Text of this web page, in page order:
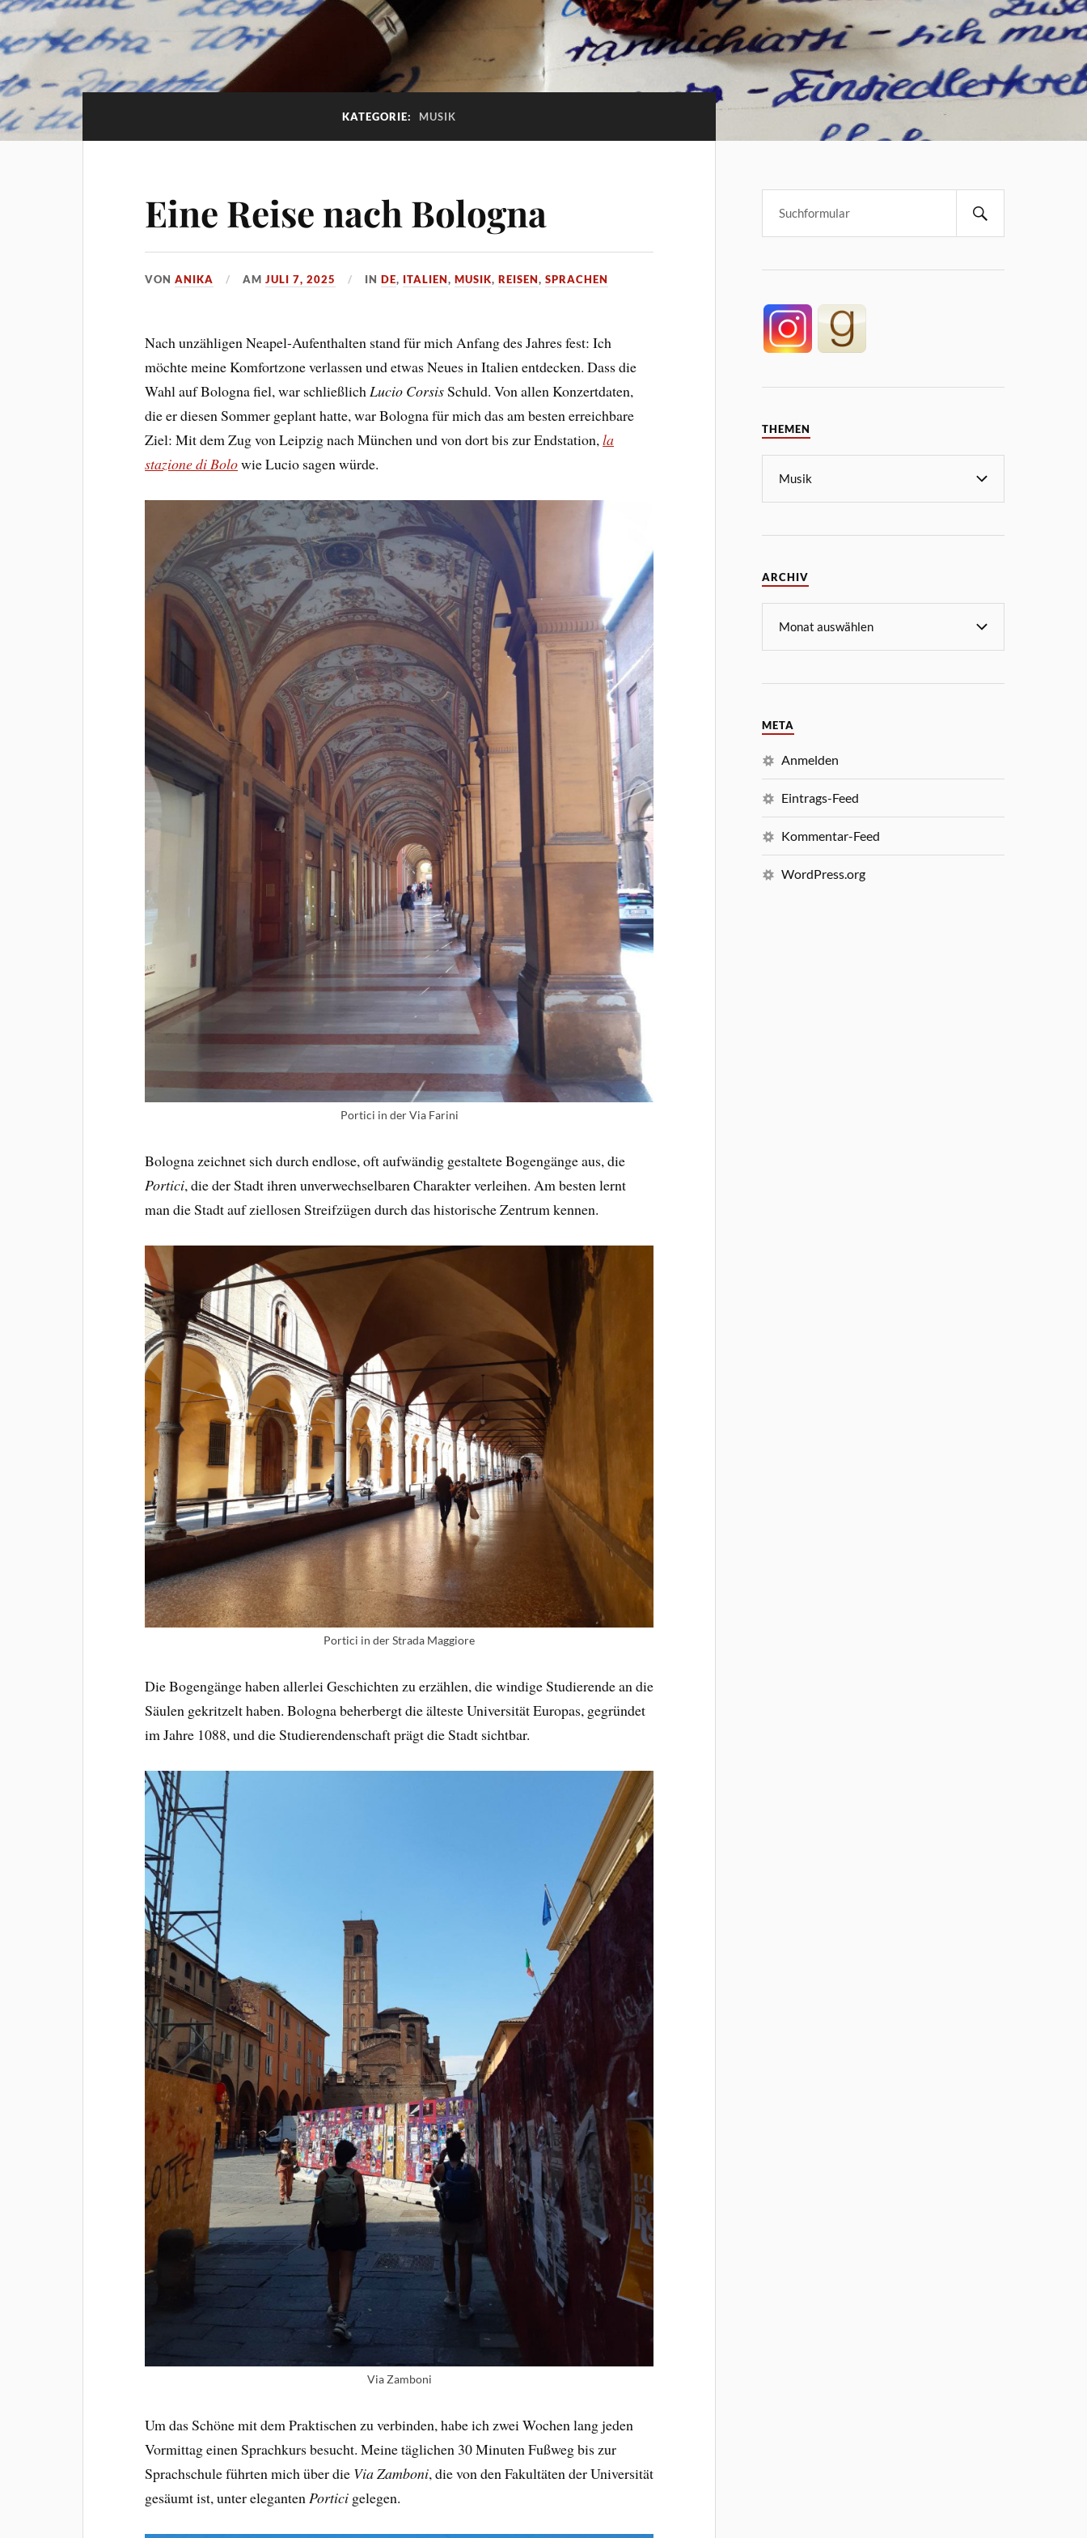
KATEGORIE: MUSIK
Eine Reise nach Bologna
VONANIKA AMJULI 7, 2025 INDE, ITALIEN,MUSIK,REISEN,SPRACHEN
Nach unzähligen Neapel-Aufenthalten stand für mich Anfang des Jahres fest: Ich
möchte meine Komfortzone verlassen und etwas Neues in Italien entdecken. Dass die
Wahl auf Bologna fiel, war schließlichLucio CorsisSchuld. Von allen Konzertdaten,
die er diesen Sommer geplant hatte, war Bologna für mich das am besten erreichbare
Ziel: Mit dem Zug von Leipzig nach München und von dort bis zur Endstation,la
stazione di Bolowie Lucio sagen würde.
Portici in der Via Farini
Bologna zeichnet sich durch endlose, oft aufwändig gestaltete Bogengänge aus, die
Portici, die der Stadt ihren unverwechselbaren Charakter verleihen. Am besten lernt
man die Stadt auf ziellosen Streifzügen durch das historische Zentrum kennen.
Portici in der Strada Maggiore
Die Bogengänge haben allerlei Geschichten zu erzählen, die windige Studierende an die
Säulen gekritzelt haben. Bologna beherbergt die älteste Universität Europas, gegründet
im Jahre 1088, und die Studierendenschaft prägt die Stadt sichtbar.
Via Zamboni
Um das Schöne mit dem Praktischen zu verbinden, habe ich zwei Wochen lang jeden
Vormittag einen Sprachkurs besucht. Meine täglichen 30 Minuten Fußweg bis zur
Sprachschule führten mich über die Via Zamboni, die von den Fakultäten der Universität
gesäumt ist, unter eleganten Portici gelegen.
THEMEN
ARCHIV
META
Anmelden
Eintrags-Feed
Kommentar-Feed
WordPress.org